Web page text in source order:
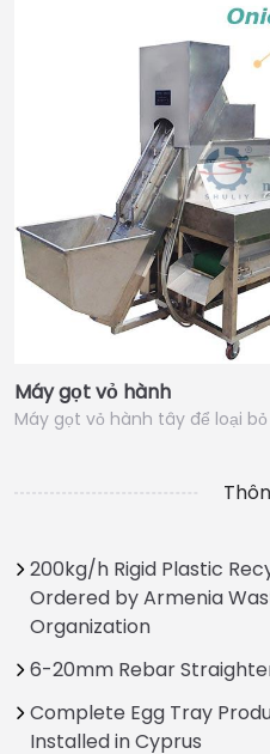
Máy gọt vỏ hành
Máy gọt vỏ hành tây để loại
200kg/h Rigid Plastic
Ordered by Armenia
Organization
6-20mm Rebar
Complete Egg Tray
Installed in Cyprus